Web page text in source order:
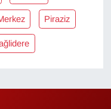
Piraziz